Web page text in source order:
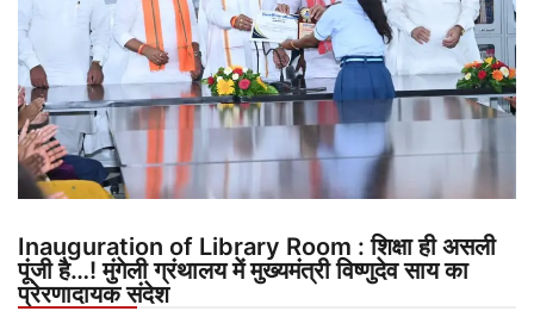
Inauguration of Library Room : शिक्षा ही असली
पूंजी है…! मुंगेली ग्रंथालय में मुख्यमंत्री विष्णुदेव साय का
प्रेरणादायक संदेश